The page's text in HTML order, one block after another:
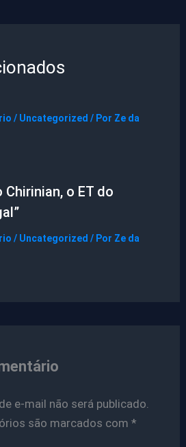
/ Uncategorized / Por Ze da
o ET do
/ Uncategorized / Por Ze da
e-mail não será publicado.
são marcados com *